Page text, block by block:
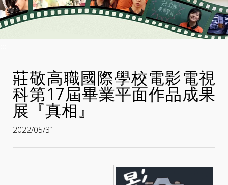
莊敬高職國際學校電影電視
科第17屆畢業平面作品成果
展『真相』
2022/05/31